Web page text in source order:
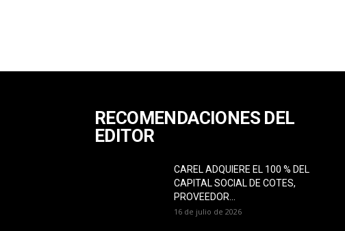
RECOMENDACIONES DEL
EDITOR
CAREL ADQUIERE EL 100 % DEL
CAPITAL SOCIAL DE COTES,
PROVEEDOR...
16 de julio de 2026